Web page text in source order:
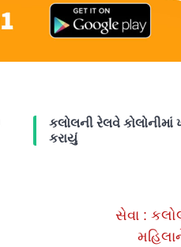
કલોલની રેલવે
કરાયું
સેવા :